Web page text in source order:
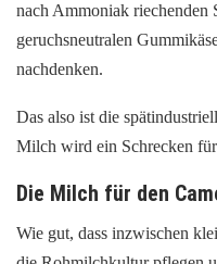
nach Ammoniak riechenden
geruchsneutralen
nachdenken.
Das also ist die
Milch wird ein Schrecken
Die Milch für den
Wie gut, dass inzwischen